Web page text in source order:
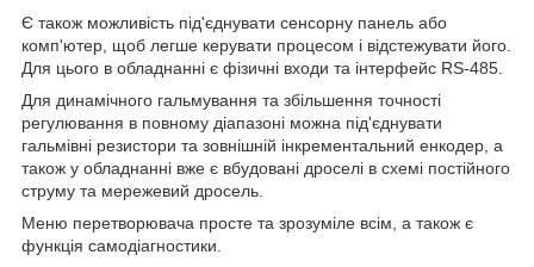
Є також можливість під'єднувати сенсорну панель або
комп'ютер, щоб легше керувати процесом і відстежувати його.
Для цього в обладнанні є фізичні входи та інтерфейс RS-485.
Для динамічного гальмування та збільшення точності
регулювання в повному діапазоні можна під'єднувати
гальмівні резистори та зовнішній інкрементальний енкодер, а
також у обладнанні вже є вбудовані дроселі в схемі постійного
струму та мережевий дросель.
Меню перетворювача просте та зрозуміле всім, а також є
функція самодіагностики.